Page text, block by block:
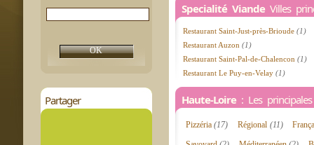
Partager
Specialité Viande Villes
Restaurant Saint-Just-près-Brioude (1)
Restaurant Auzon (1)
Restaurant Saint-Pal-de-Chalencon (1)
Restaurant Le Puy-en-Velay (1)
Haute-Loire : Les
Pizzéria(17) Régional (11)